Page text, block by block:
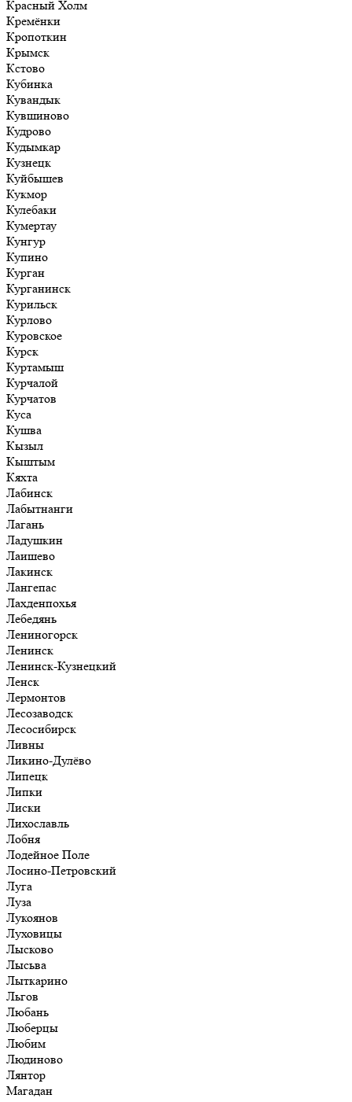
Красный Холм
Кремёнки
Кропоткин
Крымск
Кстово
Кубинка
Кувандык
Кувшиново
Кудрово
Кудымкар
Кузнецк
Куйбышев
Кукмор
Кулебаки
Кумертау
Кунгур
Купино
Курган
Курганинск
Курильск
Курлово
Куровское
Курск
Куртамыш
Курчалой
Курчатов
Куса
Кушва
Кызыл
Кыштым
Кяхта
Лабинск
Лабытнанги
Лагань
Ладушкин
Лаишево
Лакинск
Лангепас
Лахденпохья
Лебедянь
Лениногорск
Ленинск
Ленинск-Кузнецкий
Ленск
Лермонтов
Лесозаводск
Лесосибирск
Ливны
Ликино-Дулёво
Липецк
Липки
Лиски
Лихославль
Лобня
Лодейное Поле
Лосино-Петровский
Луга
Луза
Лукоянов
Луховицы
Лысково
Лысьва
Лыткарино
Льгов
Любань
Люберцы
Любим
Людиново
Лянтор
Магадан